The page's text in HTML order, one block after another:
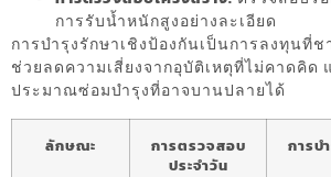
การรับน้ำหนักสูงอย่างละเอียด
การบำรุงรักษาเชิงป้องกันเป็นการลงทุนที่
ช่วยลดความเสี่ยงจากอุบัติเหตุที่ไม่คาดคิด
ประมาณซ่อมบำรุงที่อาจบานปลายได้
ลักษณะ
การตรวจสอบ
ประจำวัน
การบ